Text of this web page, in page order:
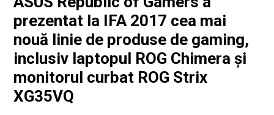
prezentat la IFA 2017 cea mai
nouă linie de produse de gaming,
inclusiv laptopul ROG Chimera și
monitorul curbat ROG Strix
XG35VQ